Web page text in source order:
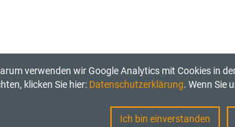
verwenden wir Google Analytics mit Cookies in
klicken Sie hier: Datenschutzerklärung. Wenn Sie
Ich bin einverstanden